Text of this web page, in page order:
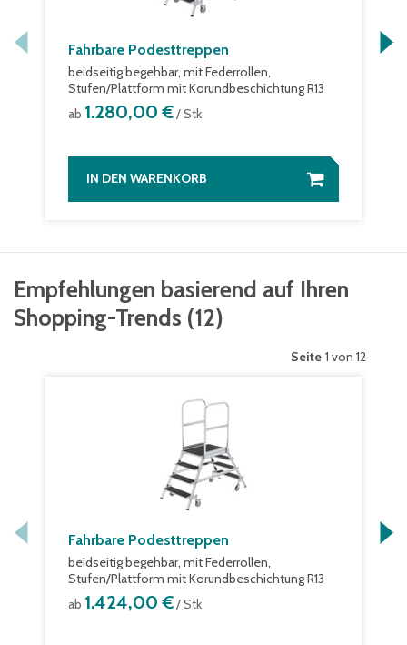
Fahrbare Podesttreppen
beidseitig begehbar, mit Federrollen,
Stufen/Plattform mit Korundbeschichtung R13
ab 1.280,00 €/ Stk.
IN DEN WARENKORB
Empfehlungen basierend auf Ihren
Shopping-Trends (12)
Seite 1 von 12
Fahrbare Podesttreppen
beidseitig begehbar, mit Federrollen,
Stufen/Plattform mit Korundbeschichtung R13
ab 1.424,00 €/ Stk.